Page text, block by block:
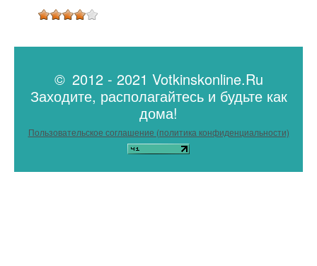
© 2012 - 2021 Votkinskonline.Ru
Заходите, располагайтесь и будьте как
дома!
Пользовательское соглашение (политика конфиденциальности)